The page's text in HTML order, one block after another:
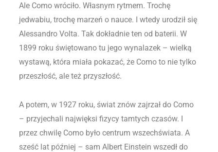
Ale Como wróciło. Własnym rytmem. Trochę
jedwabiu, trochę marzeń o nauce. I wtedy urodził się
Alessandro Volta. Tak dokładnie ten od baterii. W
1899 roku świętowano tu jego wynalazek – wielką
wystawą, która miała pokazać, że Como to nie tylko
przeszłość, ale też przyszłość.
A potem, w 1927 roku, świat znów zajrzał do Como
– przyjechali najwięksi fizycy tamtych czasów. I
przez chwilę Como było centrum wszechświata. A
sześć lat później – sam Albert Einstein wszedł do